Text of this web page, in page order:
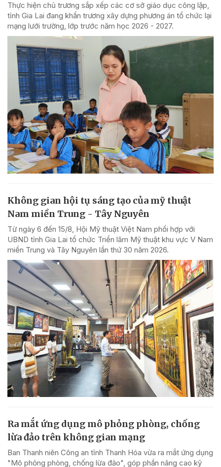
Thực hiện chủ trương sắp xếp các cơ sở giáo dục công lập,
tỉnh Gia Lai đang khẩn trương xây dựng phương án tổ chức lại
mạng lưới trường, lớp trước năm học 2026 - 2027.
Không gian hội tụ sáng tạo của mỹ thuật
Nam miền Trung - Tây Nguyên
Từ ngày 6 đến 15/8, Hội Mỹ thuật Việt Nam phối hợp với
UBND tỉnh Gia Lai tổ chức Triển lãm Mỹ thuật khu vực V Nam
miền Trung và Tây Nguyên lần thứ 30 năm 2026.
Ra mắt ứng dụng mô phỏng phòng, chống
lừa đảo trên không gian mạng
Ban Thanh niên Công an tỉnh Thanh Hóa vừa ra mắt ứng dụng
"Mô phỏng phòng, chống lừa đảo", góp phần nâng cao kỹ